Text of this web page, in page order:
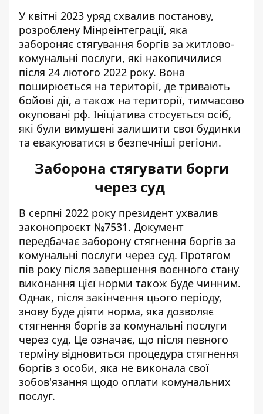
У квітні 2023 уряд схвалив постанову,
розроблену Мінреінтеграції, яка
забороняє стягування боргів за житлово-
комунальні послуги, які накопичилися
після 24 лютого 2022 року. Вона
поширюється на території, де тривають
бойові дії, а також на території, тимчасово
окуповані рф. Ініціатива стосується осіб,
які були вимушені залишити свої будинки
та евакуюватися в безпечніші регіони.
Заборона стягувати борги
через суд
В серпні 2022 року президент ухвалив
законопроєкт №7531. Документ
передбачає заборону стягнення боргів за
комунальні послуги через суд. Протягом
пів року після завершення воєнного стану
виконання цієї норми також буде чинним.
Однак, після закінчення цього періоду,
знову буде діяти норма, яка дозволяє
стягнення боргів за комунальні послуги
через суд. Це означає, що після певного
терміну відновиться процедура стягнення
боргів з особи, яка не виконала свої
зобов'язання щодо оплати комунальних
послуг.